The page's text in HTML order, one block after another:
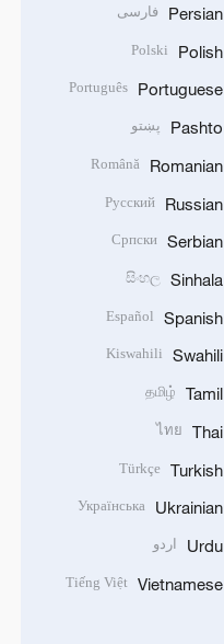
Persian فارسی
Polish
Polski
Portuguese
Português
Pashto پښتو
Romanian
Română
Russian
Русский
Serbian
Српски
Sinhala
සිංහල
Spanish
Español
Swahili
Kiswahili
Tamil
தமிழ்
Thai
ไทย
Turkish
Türkçe
Ukrainian
Українська
Urdu اردو
Vietnamese
Tiếng Việt